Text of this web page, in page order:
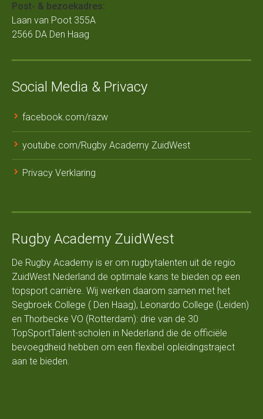
Post- & bezoekadres:
Laan van Poot 355A
2566 DA Den Haag
Social Media & Privacy
facebook.com/razw
youtube.com/Rugby Academy ZuidWest
Privacy Verklaring
Rugby Academy ZuidWest
De Rugby Academy is er om rugbytalenten uit de regio
ZuidWest Nederland de optimale kans te bieden op een
topsport carrière. Wij werken daarom samen met het
Segbroek College ( Den Haag), Leonardo College (Leiden)
en Thorbecke VO (Rotterdam): drie van de 30
TopSportTalent-scholen in Nederland die de officiële
bevoegdheid hebben om een flexibel opleidingstraject
aan te bieden.